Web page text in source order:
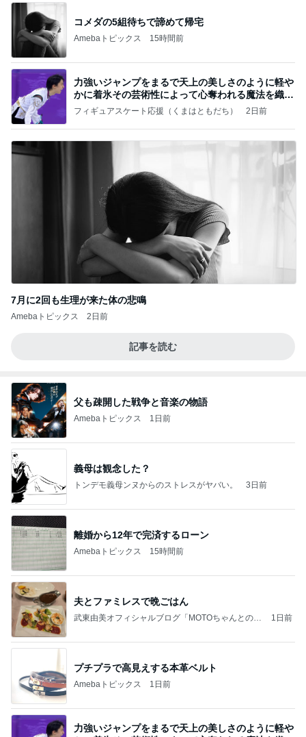
コメダの5組待ちで諦めて帰宅
Amebaトピックス 15時間前
力強いジャンプをまるで天上の美しさのように軽や
かに着氷その芸術性によって心奪われる魔法を織り
なす
フィギュアスケート応援（くまはともだち） 2日前
7月に2回も生理が来た体の悲鳴
Amebaトピックス 2日前
記事を読む
父も疎開した戦争と音楽の物語
Amebaトピックス 1日前
義母は観念した？
トンデモ義母ンヌからのストレスがヤバい。 3日前
離婚から12年で完済するローン
Amebaトピックス 15時間前
夫とファミレスで晩ごはん
武東由美オフィシャルブログ「MOTOちゃんとのは
1日前
プチプラで高見えする本革ベルト
Amebaトピックス 1日前
力強いジャンプをまるで天上の美しさのように軽や